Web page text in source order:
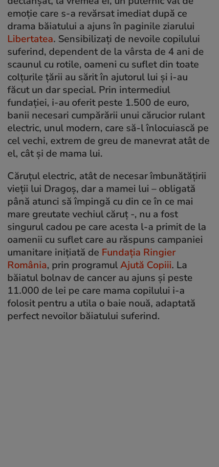
emoție care s-a revărsat imediat după ce
drama băiatului a ajuns în paginile ziarului
Libertatea. Sensibilizați de nevoile copilului
suferind, dependent de la vârsta de 4 ani de
scaunul cu rotile, oameni cu suflet din toate
colțurile țării au sărit în ajutorul lui și i-au
făcut un dar special. Prin intermediul
fundației, i-au oferit peste 1.500 de euro,
banii necesari cumpărării unui cărucior rulant
electric, unul modern, care să-l înlocuiască pe
cel vechi, extrem de greu de manevrat atât de
el, cât și de mama lui.
Căruțul electric, atât de necesar îmbunătățirii
vieții lui Dragoș, dar a mamei lui – obligată
până atunci să împingă cu din ce în ce mai
mare greutate vechiul căruț -, nu a fost
singurul cadou pe care acesta l-a primit de la
oamenii cu suflet care au răspuns campaniei
umanitare inițiată de Fundația Ringier
România, prin programulAjută Copiii. La
băiatul bolnav de cancer au ajuns și peste
11.000 de lei pe care mama copilului i-a
folosit pentru a utila o baie nouă, adaptată
perfect nevoilor băiatului suferind.